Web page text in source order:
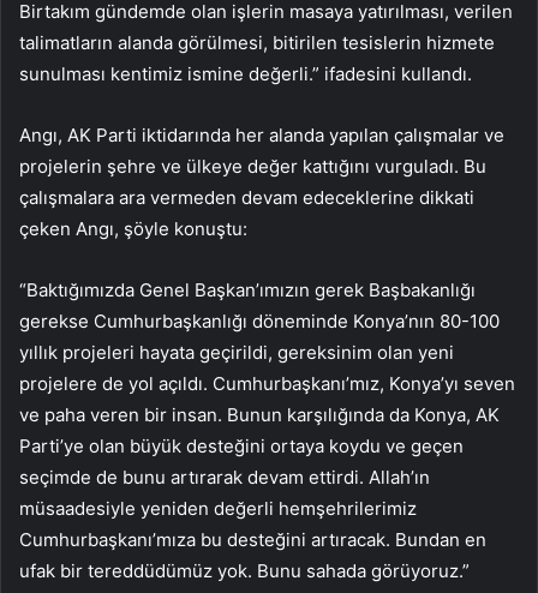
Birtakım gündemde olan işlerin masaya yatırılması, verilen
talimatların alanda görülmesi, bitirilen tesislerin hizmete
sunulması kentimiz ismine değerli.” ifadesini kullandı.
Angı, AK Parti iktidarında her alanda yapılan çalışmalar ve
projelerin şehre ve ülkeye değer kattığını vurguladı. Bu
çalışmalara ara vermeden devam edeceklerine dikkati
çeken Angı, şöyle konuştu:
“Baktığımızda Genel Başkan’ımızın gerek Başbakanlığı
gerekse Cumhurbaşkanlığı döneminde Konya’nın 80-100
yıllık projeleri hayata geçirildi, gereksinim olan yeni
projelere de yol açıldı. Cumhurbaşkanı’mız, Konya’yı seven
ve paha veren bir insan. Bunun karşılığında da Konya, AK
Parti’ye olan büyük desteğini ortaya koydu ve geçen
seçimde de bunu artırarak devam ettirdi. Allah’ın
müsaadesiyle yeniden değerli hemşehrilerimiz
Cumhurbaşkanı’mıza bu desteğini artıracak. Bundan en
ufak bir tereddüdümüz yok. Bunu sahada görüyoruz.”